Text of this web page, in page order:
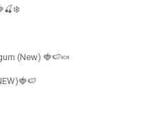
(New) 🍓🍉🍬